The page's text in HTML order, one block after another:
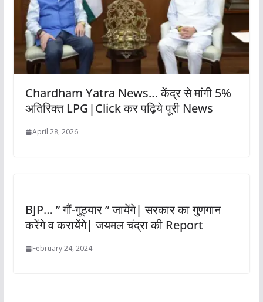
Chardham Yatra News… केंद्र से मांगी 5%
अतिरिक्त LPG|Click कर पढ़िये पूरी News
April 28, 2026
BJP… ” गौं-गुठ्यार ” जायेंगे| सरकार का गुणगान
करेंगे व करायेंगे| जयमल चंद्रा की Report
February 24, 2024